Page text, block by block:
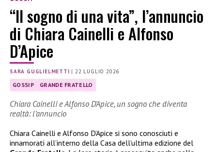
“Il sogno di una vita”, l’annuncio
di Chiara Cainelli e Alfonso
D’Apice
SARA GUGLIELMETTI | 22 LUGLIO 2026
GOSSIP GRANDE FRATELLO
Chiara Cainelli e Alfonso D’Apice, un sogno che diventa
realtà: l’annuncio
Chiara Cainelli e Alfonso D’Apice si sono conosciuti e
innamorati all’interno della Casa dell’ultima edizione del